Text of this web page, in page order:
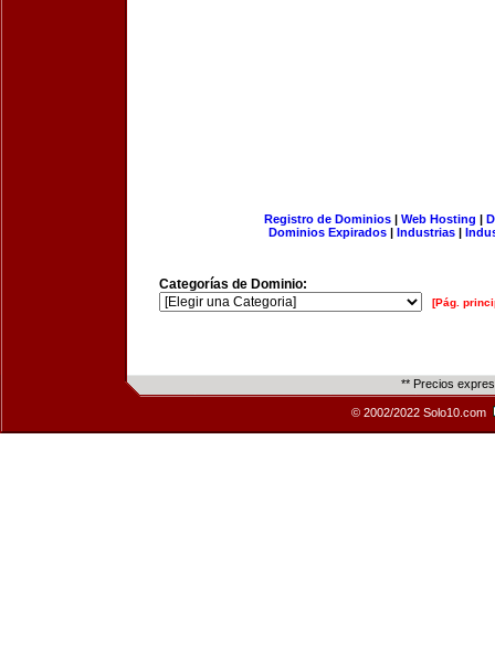
Registro de Dominios| Web Hosting |
Dominios Expirados | Industrias |
Categorías de Dominio:
[Pág.
** Precios
© 2002/2022 Solo10.com